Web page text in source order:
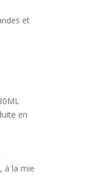
et
en
à la mie